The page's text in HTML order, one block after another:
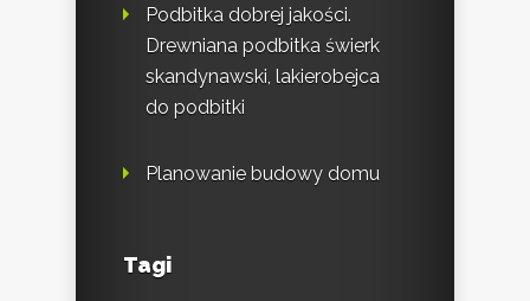
Podbitka dobrej jakości.
Drewniana podbitka świerk
skandynawski, lakierobejca
do podbitki
Planowanie budowy domu
Tagi